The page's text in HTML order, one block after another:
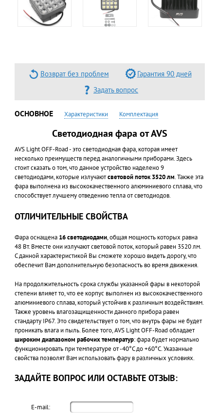
Возврат без проблем
Гарантия 90 дней
Задать вопрос
ОСНОВНОЕ Характеристики Комплектация
Светодиодная фара от AVS
AVS Light OFF-Road - это светодиодная фара, которая имеет
несколько преимуществ перед аналогичными приборами. Здесь
стоит сказать о том, что данное устройство наделено 9
светодиодами, которые излучаютсветовой поток 3520 лм. Также эта
фара выполнена из высококачественного алюминиевого сплава, что
способствует лучшему отведению тепла от светодиодов.
ОТЛИЧИТЕЛЬНЫЕ СВОЙСТВА
Фара оснащена 16 светодиодами, общая мощность которых равна
48 Вт. Вместе они излучают световой поток, который равен 3520 лм.
С данной характеристикой Вы сможете хорошо видеть дорогу, что
обеспечит Вам дополнительную безопасность во время движения.
На продолжительность срока службы указанной фары в некоторой
степени влияет то, что ее корпус выполнен из высококачественного
алюминиевого сплава, который устойчив к различным воздействиям.
Также уровень влагозащищенности данного прибора равен
стандарту IP67. Это свидетельствует о том, что внутрь фары не будет
проникать влага и пыль. Более того, AVS Light OFF-Road обладает
широким диапазоном рабочих температур: фара будет нормально
функционировать при температуре от -40°C до +60°C. Указанные
свойства позволят Вам использовать фару в различных условиях.
ЗАДАЙТЕ ВОПРОС ИЛИ ОСТАВЬТЕ ОТЗЫВ:
E-mail: